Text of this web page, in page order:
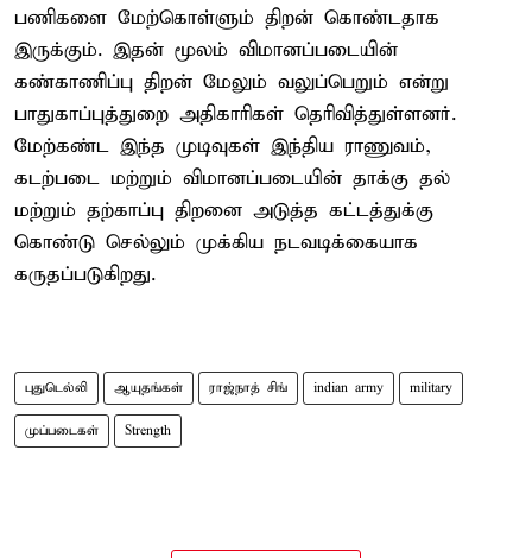
பணிகளை மேற்கொள்ளும் திறன் கொண்டதாக
இருக்கும். இதன் மூலம் விமானப்படையின்
கண்காணிப்பு திறன் மேலும் வலுப்பெறும் என்று
பாதுகாப்புத்துறை அதிகாரிகள் தெரிவித்துள்ளனர்.
மேற்கண்ட இந்த முடிவுகள் இந்திய ராணுவம்,
கடற்படை மற்றும் விமானப்படையின் தாக்கு தல்
மற்றும் தற்காப்பு திறனை அடுத்த கட்டத்துக்கு
கொண்டு செல்லும் முக்கிய நடவடிக்கையாக
கருதப்படுகிறது.
புதுடெல்லி ஆயுதங்கள் ராஜ்நாத் சிங் indian army military
முப்படைகள் Strength